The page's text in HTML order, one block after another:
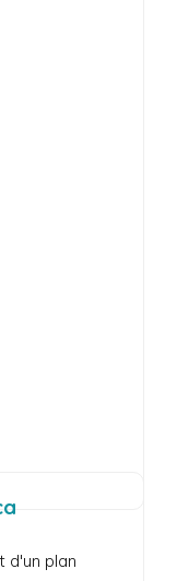
d'un plan